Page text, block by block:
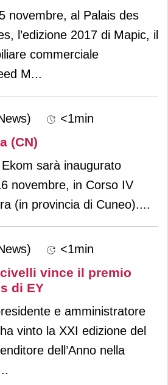
novembre, al Palais des
l’edizione 2017 di Mapic, il
commerciale
M...
<1min
(CN)
sarà inaugurato
novembre, in Corso IV
(in provincia di Cuneo)....
<1min
vince il premio
di EY
e amministratore
vinto la XXI edizione del
dell’Anno nella